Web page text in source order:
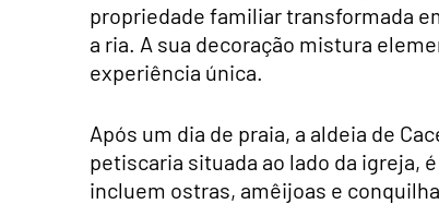
propriedade familiar transformada
a ria. A sua decoração mistura
experiência única.
Após um dia de praia, a aldeia de
petiscaria situada ao lado da igreja,
incluem ostras, amêijoas e